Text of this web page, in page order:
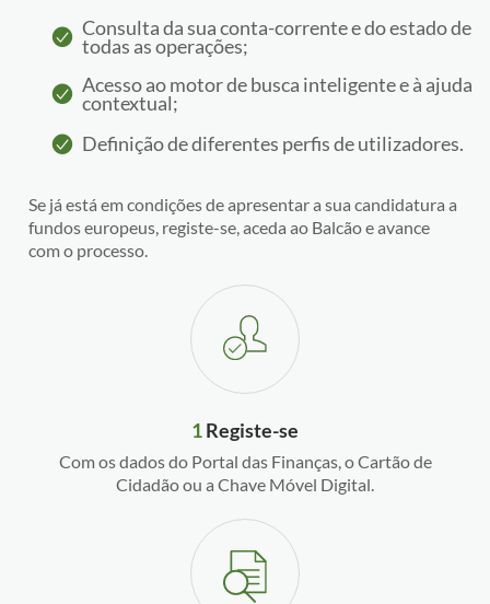
Consulta da sua conta-corrente e do estado de
todas as operações;
Acesso ao motor de busca inteligente e à ajuda
contextual;
Definição de diferentes perfis de utilizadores.
Se já está em condições de apresentar a sua candidatura a
fundos europeus, registe-se, aceda ao Balcão e avance
com o processo.
1Registe-se
Com os dados do Portal das Finanças, o Cartão de
Cidadão ou a Chave Móvel Digital.